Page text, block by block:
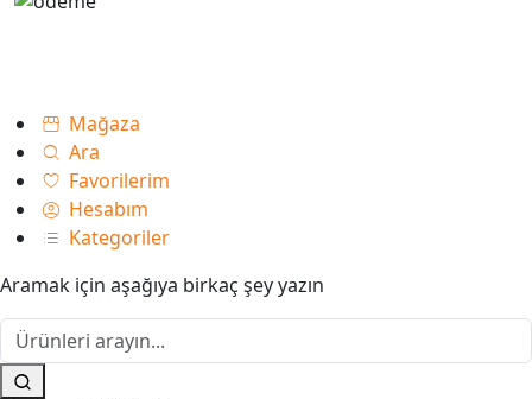
Mağaza
Ara
Favorilerim
Hesabım
Kategoriler
Aramak için aşağıya birkaç şey yazın